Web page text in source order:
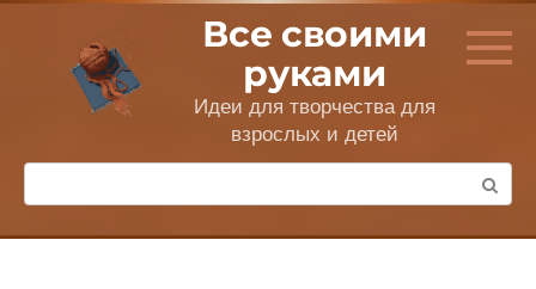
Перейти
контенту
Все своими
руками
Идеи для творчества для
взрослых и детей
Поиск: